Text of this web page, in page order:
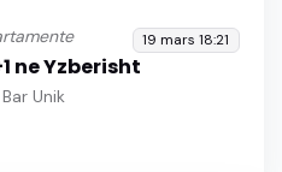
19 mars 18:21
ne Yzberisht
Unik